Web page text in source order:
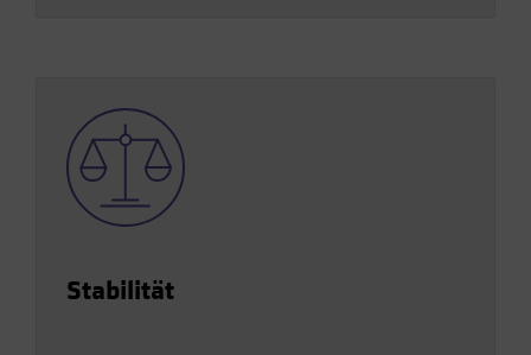
Stabilität